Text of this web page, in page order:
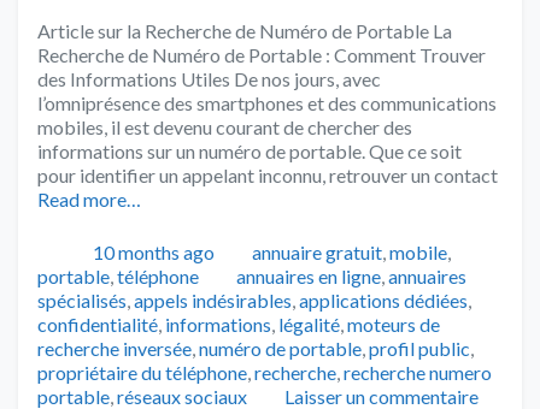
Article sur la Recherche de Numéro de Portable La
Recherche de Numéro de Portable : Comment Trouver
des Informations Utiles De nos jours, avec
l’omniprésence des smartphones et des communications
mobiles, il est devenu courant de chercher des
informations sur un numéro de portable. Que ce soit
pour identifier un appelant inconnu, retrouver un contact
Read more…
Publié10 months ago Catégories
annuaire gratuit,mobile,
portable,téléphone Tags
annuaires en ligne,annuaires
spécialisés,appels indésirables,applications dédiées,
confidentialité, informations, légalité,moteurs de
recherche inversée,numéro de portable,profil public,
propriétaire du téléphone,recherche,recherche numero
portable,réseaux sociaux Laisser un commentaire